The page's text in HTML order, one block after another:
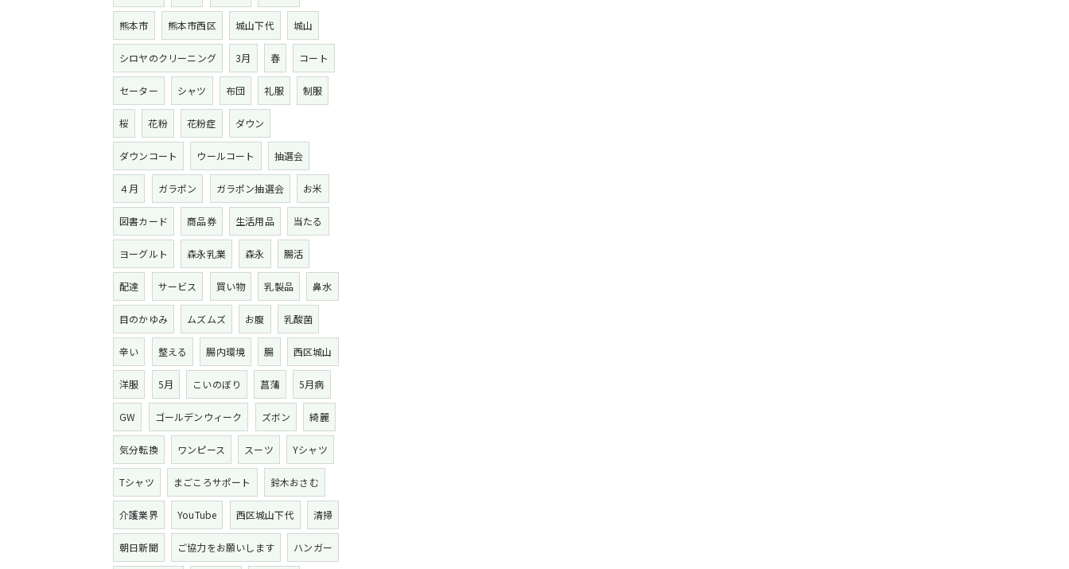
熊本市 熊本市西区 城山下代 城山
シロヤのクリーニング 3月 春 コート
セーター シャツ 布団 礼服 制服
桜 花粉 花粉症 ダウン
ダウンコート ウールコート 抽選会
４月 ガラポン ガラポン抽選会 お米
図書カード 商品券 生活用品 当たる
ヨーグルト 森永乳業 森永 腸活
配達 サービス 買い物 乳製品 鼻水
目のかゆみ ムズムズ お腹 乳酸菌
辛い 整える 腸内環境 腸 西区城山
洋服 5月 こいのぼり 菖蒲 5月病
GW ゴールデンウィーク ズボン 綺麗
気分転換 ワンピース スーツ Yシャツ
Tシャツ まごころサポート 鈴木おさむ
介護業界 YouTube 西区城山下代 清掃
朝日新聞 ご協力をお願いします ハンガー